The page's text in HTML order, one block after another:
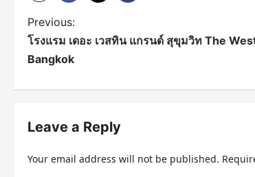
P
o
n
Previous:
โรงแรม เดอะ เวสทิน แกรนด์ สุขุมวิท The
Bangkok
Leave a Reply
Your email address will not be published.